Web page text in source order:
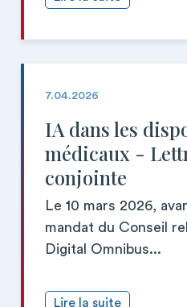
7.04.2026
IA dans les
médicaux -
conjointe
Le 10 mars 2026,
mandat du Conseil
Digital Omnibus...
Lire la suite